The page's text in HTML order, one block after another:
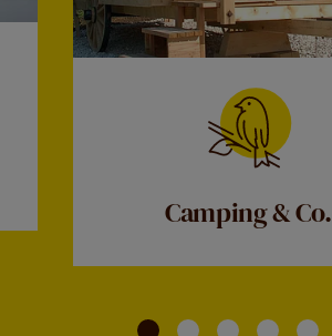
Camping & Co.